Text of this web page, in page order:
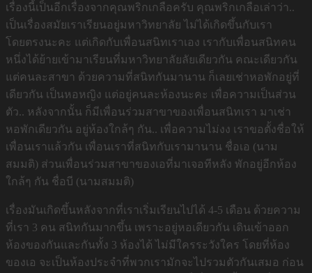
เรื่องนี้เป็นอีกเรื่องจากคุณพริกเกลือครับ คุณพริกเกลือเล่าว่า..
เป็นเรื่องสมัยเราเรียนอยู่มหาวิทยาลัย ไม่ได้เกิดขึ้นกับเรา
โดยตรงนะคะ แต่เกิดกับเพื่อนสนิทเราเอง เรากับเพื่อนสนิทคน
หนึ่งได้ย้ายเข้ามาเรียนที่มหาวิทยาลัยลัยเดียวกัน คณะเดียวกัน
แต่คนละสาขา ด้วยความที่สนิทกันมานาน ก็เลยเช่าหอพักอยู่ที่
เดียวกัน เป็นหอหญิง แต่อยู่คนละห้องนะคะ เพื่อความเป็นส่วน
ตัว.. หลังจากนั้น ก็มีเพื่อนร่วมสาขาของเพื่อนสนิทเรา มาเช่า
หอพักเดียวกัน อยู่ห้องใกล้ๆ กัน.. เพื่อความไม่งง เราขอตั้งชื่อให้
เพื่อนเราแล้วกัน เพื่อนเราที่สนิทกับเรามานาน ชื่อเอ (นาม
สมมติ) ส่วนเพื่อนร่วมสาขาของเอที่มาเจอทีหลัง พักอยู่อีกห้อง
ใกล้ๆ กัน ชื่อบี (นามสมมติ)
เรื่องมันเกิดขึ้นหลังจากที่เราเริ่มเรียนไปได้ 4-5 เดือน ด้วยความ
ที่เรา 3 คน สนิทกันมากขึ้น เพราะอยู่หอเดียวกัน เดินเข้าออก
ห้องของกันและกันทั้ง 3 ห้องได้ ไม่มีใครระวังใคร โดยที่ห้อง
ของเอ จะเป็นห้องประจำที่พวกเรามักจะไปรวมตัวกันเสมอ ก่อน